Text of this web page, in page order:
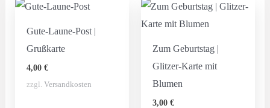
Gute-Laune-Post |
Grußkarte
4,00 €
zzgl. Versandkosten
Zum Geburtstag |
Glitzer-Karte mit
Blumen
3,00€